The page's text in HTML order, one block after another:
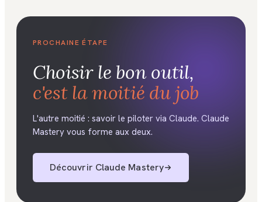
PROCHAINE ÉTAPE
Choisir le bon outil,
c'est la moitié du job
L'autre moitié : savoir le piloter via Claude. Claude
Mastery vous forme aux deux.
Découvrir Claude Mastery